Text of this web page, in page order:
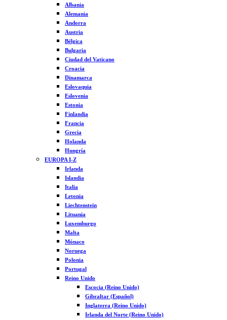
Albania
Alemania
Andorra
Austria
Bélgica
Bulgaria
Ciudad del Vaticano
Croacia
Dinamarca
Eslovaquia
Eslovenia
Estonia
Finlandia
Francia
Grecia
Holanda
Hungría
EUROPA I-Z
Irlanda
Islandia
Italia
Letonia
Liechtenstein
Lituania
Luxemburgo
Malta
Mónaco
Noruega
Polonia
Portugal
Reino Unido
Escocia (Reino Unido)
Gibraltar (Español)
Inglaterra (Reino Unido)
Irlanda del Norte (Reino Unido)